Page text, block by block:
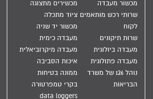
מכשור מעבדה
מכשירים מתצוגה
שרותי רכש מותאמים
לקוח
ציוד מתכלה
מכשור יד שניה
שרות תיקונים
מעבדה כימית
מעבדה ביולוגית
מעבדה מיקרוביאלית
מעבדה פתולוגית
איכות הסביבה
נוהל 126 של משרד
הבריאות
ממונה בטיחות
בקרי טמפרטורה
data loggers